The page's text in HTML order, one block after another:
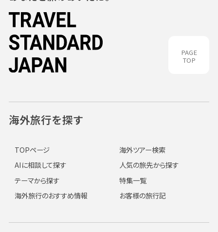
PAGE
TOP
海外旅行を探す
TOPページ
海外ツアー検索
AIに相談して探す
人気の旅先から探す
テーマから探す
特集一覧
海外旅行のおすすめ情報
お客様の旅行記